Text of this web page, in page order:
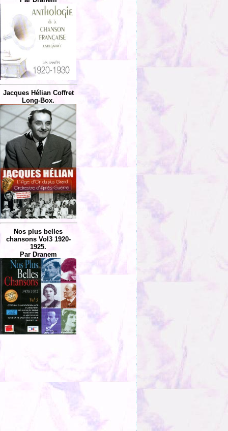
Jacques Hélian Coffret
Long-Box.
Nos plus belles
chansons Vol3 1920-
1925.
Par Dranem